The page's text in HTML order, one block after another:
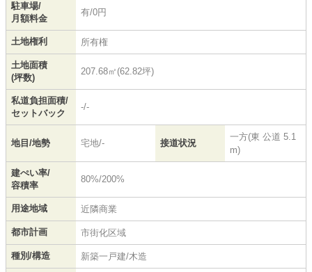
駐車場/
月額料金
有/0円
土地権利 所有権
土地面積
(坪数)
207.68㎡(62.82坪)
私道負担面積/
セットバック
-/-
地目/地勢 宅地/- 接道状況
一方(東 公道 5.1
m)
建ぺい率/
容積率
80%/200%
用途地域 近隣商業
都市計画 市街化区域
種別/構造 新築一戸建/木造